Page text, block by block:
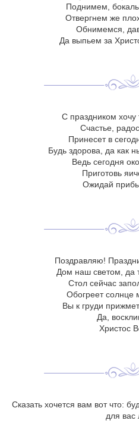
Поднимем, бокалы
Отвергнем же
Обнимемся,
Да выпьем за
С праздником хочу
Счастье,
Принесет в
Будь здорова, да как
Ведь сегодня
Приготовь
Ожидай
Поздравляю!
Дом наш светом, да
Стол сейчас
Обогреет солнце
Вы к груди
Да,
Христос
Сказать хочется вам вот что:
для вас